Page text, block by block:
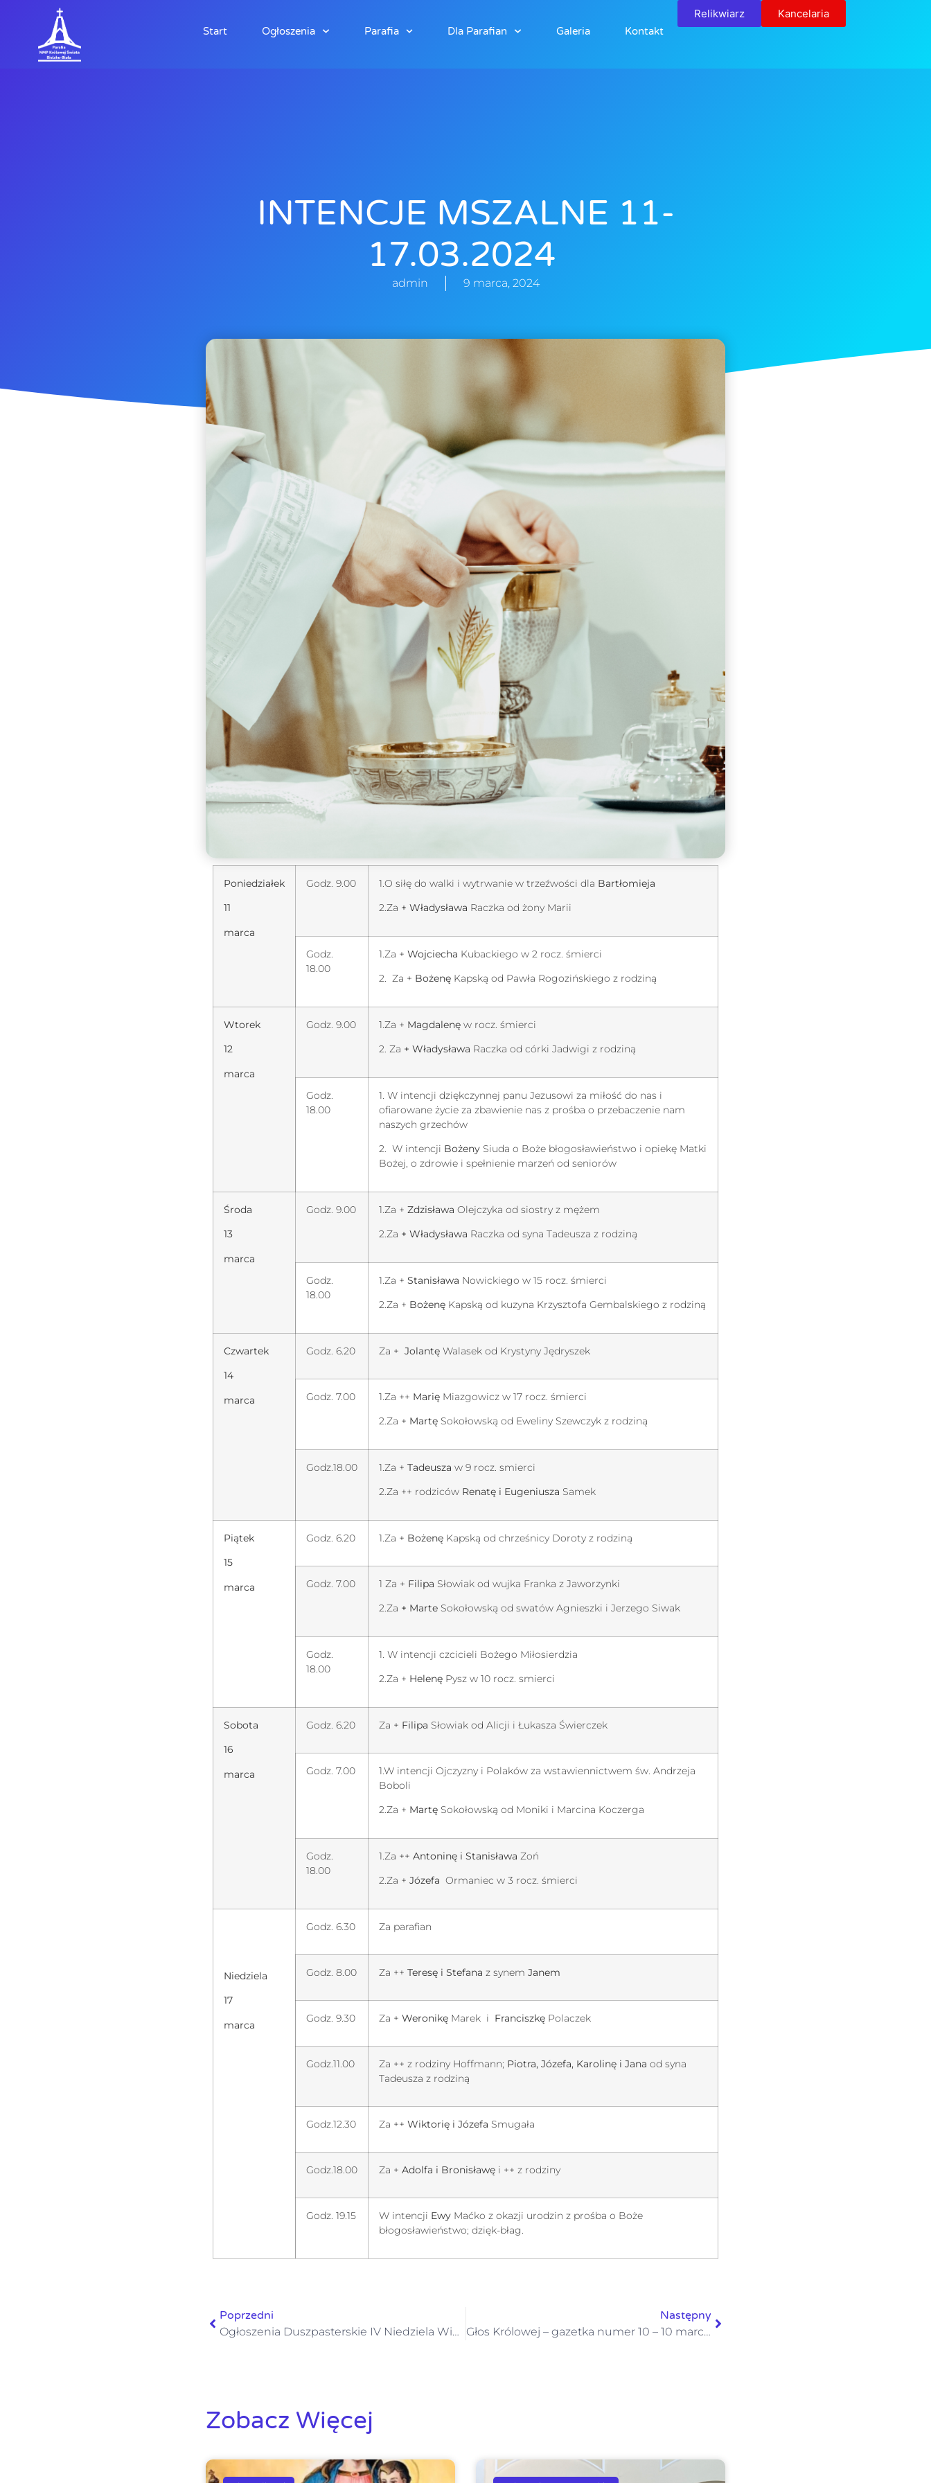
Start Ogłoszenia Parafia Dla Parafian Galeria Kontakt
Relikwiarz Kancelaria
INTENCJE MSZALNE 11-
17.03.2024
admin 9 marca, 2024
Poniedziałek
11
marca
Godz. 9.00 1.O siłę do walki i wytrwanie w trzeźwości dla Bartłomieja
2.Za + Władysława Raczka od żony Marii
Godz.
18.00
1.Za + Wojciecha Kubackiego w 2 rocz. śmierci
2. Za + Bożenę Kapską od Pawła Rogozińskiego z rodziną
Wtorek
12
marca
Godz. 9.00 1.Za + Magdalenę w rocz. śmierci
2. Za + Władysława Raczka od córki Jadwigi z rodziną
Godz.
18.00
1. W intencji dziękczynnej panu Jezusowi za miłość do nas i
ofiarowane życie za zbawienie nas z prośba o przebaczenie nam
naszych grzechów
2. W intencji Bożeny Siuda o Boże błogosławieństwo i opiekę Matki
Bożej, o zdrowie i spełnienie marzeń od seniorów
Środa
13
marca
Godz. 9.00 1.Za + Zdzisława Olejczyka od siostry z mężem
2.Za + Władysława Raczka od syna Tadeusza z rodziną
Godz.
18.00
1.Za + Stanisława Nowickiego w 15 rocz. śmierci
2.Za + Bożenę Kapską od kuzyna Krzysztofa Gembalskiego z rodziną
Czwartek
14
marca
Godz. 6.20 Za + Jolantę Walasek od Krystyny Jędryszek
Godz. 7.00 1.Za ++ Marię Miazgowicz w 17 rocz. śmierci
2.Za + Martę Sokołowską od Eweliny Szewczyk z rodziną
Godz.18.00 1.Za + Tadeusza w 9 rocz. smierci
2.Za ++ rodziców Renatę i Eugeniusza Samek
Piątek
15
marca
Godz. 6.20 1.Za + Bożenę Kapską od chrześnicy Doroty z rodziną
Godz. 7.00 1 Za + Filipa Słowiak od wujka Franka z Jaworzynki
2.Za + Marte Sokołowską od swatów Agnieszki i Jerzego Siwak
Godz.
18.00
1. W intencji czcicieli Bożego Miłosierdzia
2.Za + Helenę Pysz w 10 rocz. smierci
Sobota
16
marca
Godz. 6.20 Za + Filipa Słowiak od Alicji i Łukasza Świerczek
Godz. 7.00
1.W intencji Ojczyzny i Polaków za wstawiennictwem św. Andrzeja
Boboli
2.Za + Martę Sokołowską od Moniki i Marcina Koczerga
Godz.
18.00
1.Za ++ Antoninę i Stanisława Zoń
2.Za + Józefa Ormaniec w 3 rocz. śmierci
Niedziela
17
marca
Godz. 6.30 Za parafian
Godz. 8.00 Za ++ Teresę i Stefana z synem Janem
Godz. 9.30 Za + Weronikę Marek i Franciszkę Polaczek
Godz.11.00 Za ++ z rodziny Hoffmann; Piotra, Józefa, Karolinę i Jana od syna
Tadeusza z rodziną
Godz.12.30 Za ++ Wiktorię i Józefa Smugała
Godz.18.00 Za + Adolfa i Bronisławę i ++ z rodziny
Godz. 19.15 W intencji Ewy Maćko z okazji urodzin z prośba o Boże
błogosławieństwo; dzięk-błag.
Poprzedni
Ogłoszenia Duszpasterskie IV Niedziela Wielkiego Postu 10 marca 2024 r.
Następny
Głos Królowej – gazetka numer 10 – 10 marca 2024
Zobacz Więcej